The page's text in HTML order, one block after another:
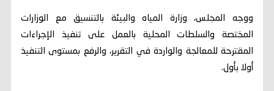
ووجه المجلس، وزارة المياه والبيئة بالتنسيق مع الوزارات
المختصة والسلطات المحلية بالعمل على تنفيذ الإجراءات
المقترحة للمعالجة والواردة في التقرير، والرفع بمستوى التنفيذ
أولا بأول.